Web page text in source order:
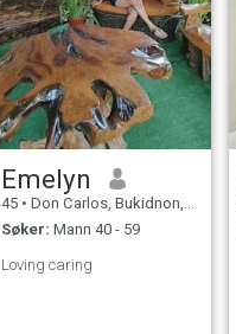
Emelyn
45 • Don Carlos, Bukidnon, Filippinene
Søker: Mann 40 - 59
Loving caring